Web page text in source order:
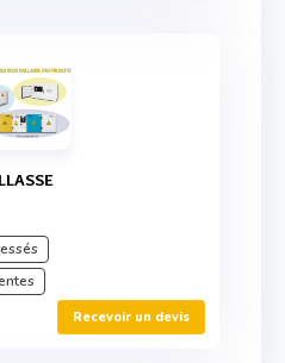
Recevoir un devis